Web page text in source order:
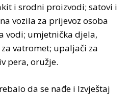
i srodni proizvodi; satovi i
vozila za prijevoz osoba
vodi; umjetnička djela,
vatromet; upaljači za
pera, oružje.
da se nađe i Izvještaj